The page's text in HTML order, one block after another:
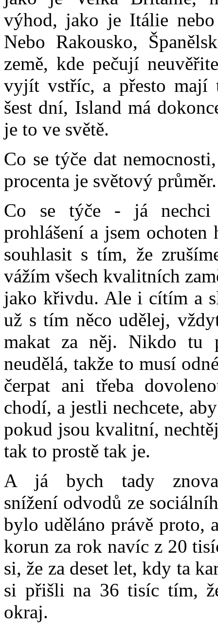
výhod, jako je Itálie
Nebo Rakousko,
země, kde pečují
vyjít vstříc, a přesto mají
šest dní, Island má
je to ve světě.
Co se týče dat
procenta je světový
Co se týče - já nechci
prohlášení a jsem
souhlasit s tím, že
vážím všech kvalitních
jako křivdu. Ale i cítím a
už s tím něco udělej,
makat za něj. Nikdo tu
neudělá, takže to musí
čerpat ani třeba
chodí, a jestli nechcete,
pokud jsou kvalitní,
tak to prostě tak je.
A já bych tady
snížení odvodů ze
bylo uděláno právě proto,
korun za rok navíc z 20
si, že za deset let, kdy ta
si přišli na 36 tisíc tím,
okraj.